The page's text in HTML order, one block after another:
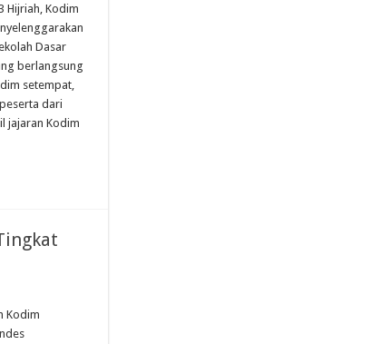
Hijriah, Kodim
Dasar
berlangsung
setempat,
dari
jajaran Kodim
Kodim